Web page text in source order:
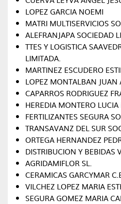
LOPEZ GARCIA NOEMI
MATRI MULTISERVICIOS
ALEFRANJAPA SOCIEDAD
TTES Y LOGISTICA
LIMITADA.
MARTINEZ ESCUDERO
LOPEZ MONTALBAN JUAN
CAPARROS RODRIGUEZ
HEREDIA MONTERO
FERTILIZANTES SEGURA
TRANSAVANZ DEL SUR
ORTEGA HERNANDEZ
DISTRIBUCION Y BEBIDAS
AGRIDAMIFLOR SL.
CERAMICAS GARCYMAR
VILCHEZ LOPEZ MARIA
SEGURA GOMEZ MARIA